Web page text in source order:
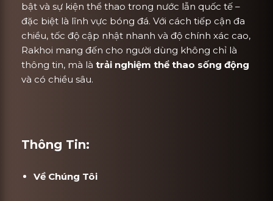
bật và sự kiện thể thao trong nước lẫn quốc tế –
đặc biệt là lĩnh vực bóng đá. Với cách tiếp cận đa
chiều, tốc độ cập nhật nhanh và độ chính xác cao,
Rakhoi mang đến cho người dùng không chỉ là
thông tin, mà là trải nghiệm thể thao sống động
và có chiều sâu.
Thông Tin:
Về Chúng Tôi